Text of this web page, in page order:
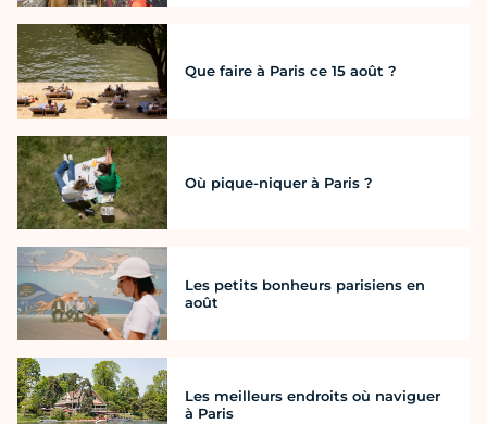
Que faire à Paris ce 15 août ?
Où pique-niquer à Paris ?
Les petits bonheurs parisiens en
août
Les meilleurs endroits où naviguer
à Paris